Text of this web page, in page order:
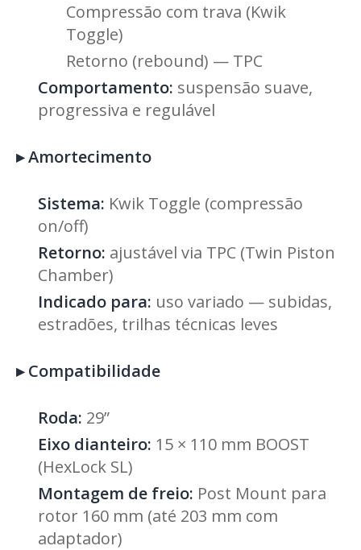
Compressão com trava (Kwik
Toggle)
Retorno (rebound) — TPC
Comportamento: suspensão suave,
progressiva e regulável
▸Amortecimento
Sistema: Kwik Toggle (compressão
on/off)
Retorno: ajustável via TPC (Twin Piston
Chamber)
Indicado para: uso variado — subidas,
estradões, trilhas técnicas leves
▸Compatibilidade
Roda: 29”
Eixo dianteiro: 15 × 110 mm BOOST
(HexLock SL)
Montagem de freio: Post Mount para
rotor 160 mm (até 203 mm com
adaptador)